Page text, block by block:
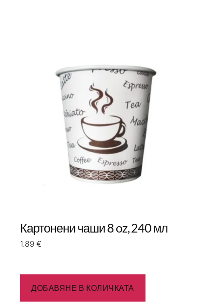
Картонени чаши 8 oz, 240 мл
1.89€
ДОБАВЯНЕ В КОЛИЧКАТА